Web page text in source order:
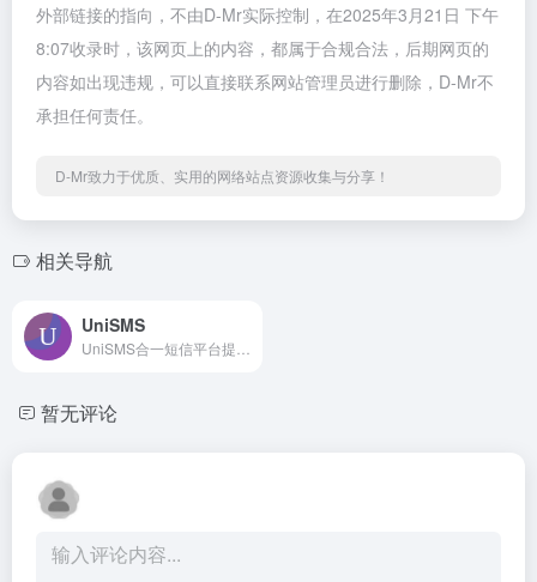
外部链接的指向，不由D-Mr实际控制，在2025年3月21日 下午
8:07收录时，该网页上的内容，都属于合规合法，后期网页的
内容如出现违规，可以直接联系网站管理员进行删除，D-Mr不
承担任何责任。
D-Mr致力于优质、实用的网络站点资源收集与分享！
相关导航
UniSMS
暂无评论